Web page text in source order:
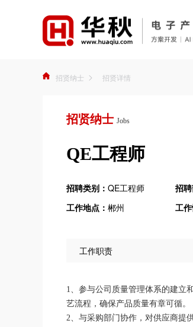
招贤纳士 招贤详情
招贤纳士 Jobs
QE工程师
招聘类别： QE工程师 招聘
工作地点： 郴州 工作
工作职责
1、参与公司质量管理体系的建立
艺流程，确保产品质量有章可循。
2、与采购部门协作，对供应商提